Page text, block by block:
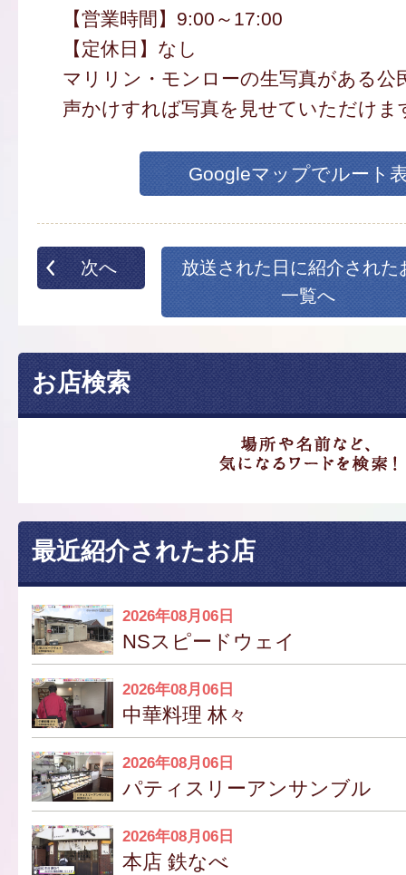
【営業時間】9:00～17:00
【定休日】なし
マリリン・モンローの生写真がある公
声かけすれば写真を見せていただけま
Googleマップでルート
次へ
放送された日に紹介された
一覧へ
お店検索
最近紹介されたお店
2026年08月06日
NSスピードウェイ
2026年08月06日
中華料理 林々
2026年08月06日
パティスリーアンサンブル
2026年08月06日
本店 鉄なべ